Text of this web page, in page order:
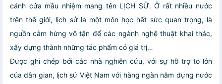
cánh cửa mầu nhiệm mang tên LỊCH SỬ. Ở rất nhiều nước
trên thế giới, lịch sử là một môn học hết sức quan trọng, là
nguồn cảm hứng vô tận để các ngành nghệ thuật khai thác,
xây dựng thành những tác phẩm có giá trị…
Được ghi chép bởi các nhà nghiên cứu, với sự hỗ trợ to lớn
của dân gian, lịch sử Việt Nam với hàng ngàn năm dựng nước